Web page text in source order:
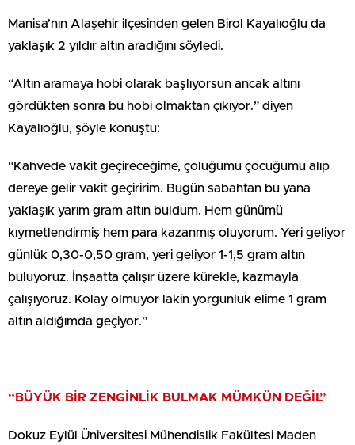
Manisa’nın Alaşehir ilçesinden gelen Birol Kayalıoğlu da
yaklaşık 2 yıldır altın aradığını söyledi.
“Altın aramaya hobi olarak başlıyorsun ancak altını
gördükten sonra bu hobi olmaktan çıkıyor.” diyen
Kayalıoğlu, şöyle konuştu:
“Kahvede vakit geçireceğime, çoluğumu çocuğumu alıp
dereye gelir vakit geçiririm. Bugün sabahtan bu yana
yaklaşık yarım gram altın buldum. Hem günümü
kıymetlendirmiş hem para kazanmış oluyorum. Yeri geliyor
günlük 0,30-0,50 gram, yeri geliyor 1-1,5 gram altın
buluyoruz. İnşaatta çalışır üzere kürekle, kazmayla
çalışıyoruz. Kolay olmuyor lakin yorgunluk elime 1 gram
altın aldığımda geçiyor.”
“BÜYÜK BİR ZENGİNLİK BULMAK MÜMKÜN DEĞİL”
Dokuz Eylül Üniversitesi Mühendislik Fakültesi Maden